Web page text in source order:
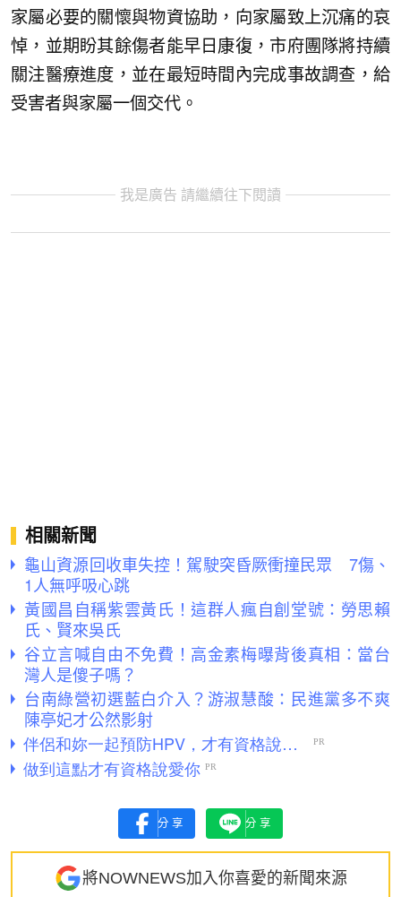
家屬必要的關懷與物資協助，向家屬致上沉痛的哀
悼，並期盼其餘傷者能早日康復，市府團隊將持續
關注醫療進度，並在最短時間內完成事故調查，給
受害者與家屬一個交代。
我是廣告 請繼續往下閱讀
相關新聞
龜山資源回收車失控！駕駛突昏厥衝撞民眾 7傷、
1人無呼吸心跳
黃國昌自稱紫雲黃氏！這群人瘋自創堂號：勞思賴
氏、賢來吳氏
谷立言喊自由不免費！高金素梅曝背後真相：當台
灣人是傻子嗎？
台南綠營初選藍白介入？游淑慧酸：民進黨多不爽
陳亭妃才公然影射
分享 分享
將NOWNEWS加入你喜愛的新聞來源